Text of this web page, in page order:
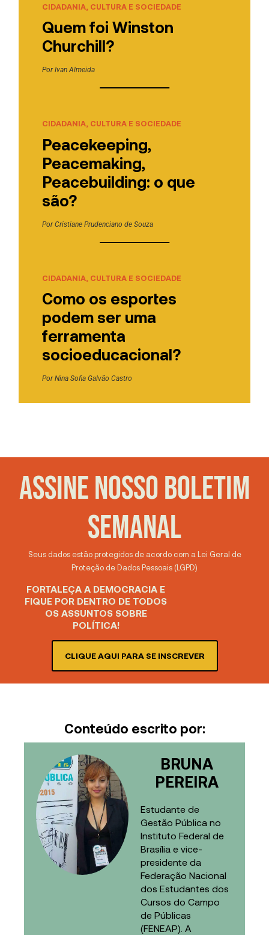
CIDADANIA, CULTURA E SOCIEDADE
Quem foi Winston
Churchill?
PorIvan Almeida
CIDADANIA, CULTURA E SOCIEDADE
Peacekeeping,
Peacemaking,
Peacebuilding: o que
são?
PorCristiane Prudenciano de Souza
CIDADANIA, CULTURA E SOCIEDADE
Como os esportes
podem ser uma
ferramenta
socioeducacional?
PorNina Sofia Galvão Castro
ASSINE NOSSO BOLETIM
SEMANAL
Seus dados estão protegidos de acordo com a Lei Geral de
Proteção de Dados Pessoais (LGPD)
FORTALEÇA A DEMOCRACIA E
FIQUE POR DENTRO DE TODOS
OS ASSUNTOS SOBRE
POLÍTICA!
CLIQUE AQUI PARA SE INSCREVER
Conteúdo escrito por:
BRUNA
PEREIRA
Estudante de
Gestão Pública no
Instituto Federal de
Brasília e vice-
presidente da
Federação Nacional
dos Estudantes dos
Cursos do Campo
de Públicas
(FENEAP). A